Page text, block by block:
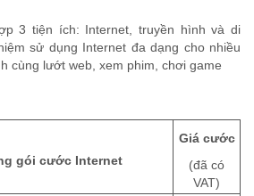
3 tiện ích: Internet, truyền hình và di
sử dụng Internet đa dạng cho nhiều
cùng lướt web, xem phim, chơi game
gói cước Internet
Giá cước
(đã có
VAT)